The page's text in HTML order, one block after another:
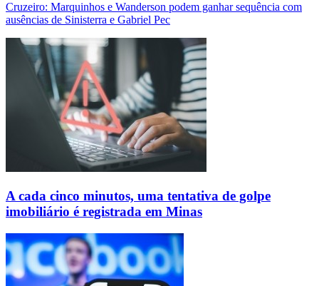
Cruzeiro: Marquinhos e Wanderson podem ganhar sequência com
ausências de Sinisterra e Gabriel Pec
A cada cinco minutos, uma tentativa de golpe
imobiliário é registrada em Minas